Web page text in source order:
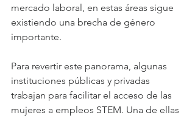
mercado laboral, en estas áreas sigue
existiendo una brecha de género
importante.
Para revertir este panorama, algunas
instituciones públicas y privadas
trabajan para facilitar el acceso de las
mujeres a empleos STEM. Una de ellas